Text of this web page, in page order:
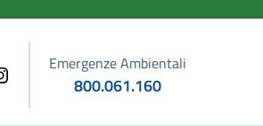
Emergenze Ambientali
800.061.160